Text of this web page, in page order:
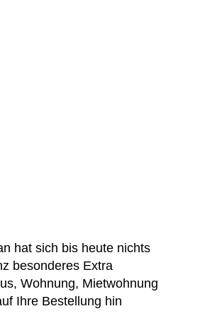
hat sich bis heute nichts
besonderes Extra
Wohnung, Mietwohnung
Ihre Bestellung hin